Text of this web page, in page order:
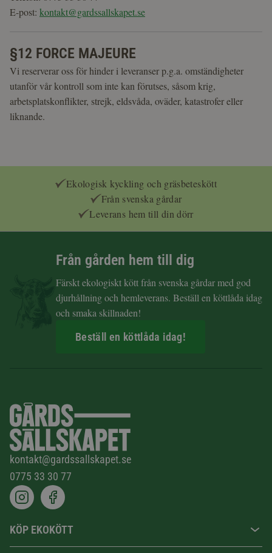
E-post: kontakt@gardssallskapet.se
§12 FORCE MAJEURE
Vi reserverar oss för hinder i leveranser p.g.a. omständigheter
utanför vår kontroll som inte kan förutses, såsom krig,
arbetsplatskonflikter, strejk, eldsvåda, oväder, katastrofer eller
liknande.
Ekologisk kyckling och gräsbeteskött
Från svenska gårdar
Leverans hem till din dörr
Från gården hem till dig
Färskt ekologiskt kött från svenska gårdar med god
djurhållning och hemleverans. Beställ en köttlåda idag
och smaka skillnaden!
Beställ en köttlåda idag!
kontakt@gardssallskapet.se
0775 33 30 77
KÖP EKOKÖTT